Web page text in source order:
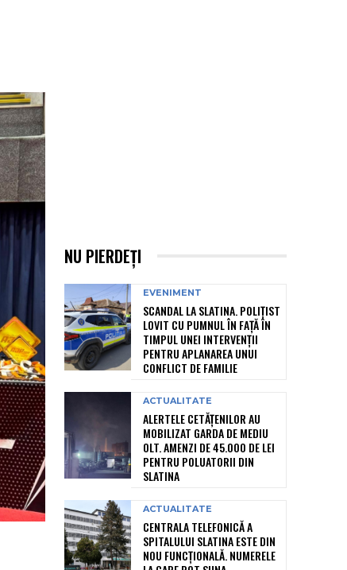
NU PIERDEȚI
EVENIMENT
SCANDAL LA SLATINA. POLIȚIST
LOVIT CU PUMNUL ÎN FAȚĂ ÎN
TIMPUL UNEI INTERVENȚII
PENTRU APLANAREA UNUI
CONFLICT DE FAMILIE
ACTUALITATE
ALERTELE CETĂȚENILOR AU
MOBILIZAT GARDA DE MEDIU
OLT. AMENZI DE 45.000 DE LEI
PENTRU POLUATORII DIN
SLATINA
ACTUALITATE
CENTRALA TELEFONICĂ A
SPITALULUI SLATINA ESTE DIN
NOU FUNCȚIONALĂ. NUMERELE